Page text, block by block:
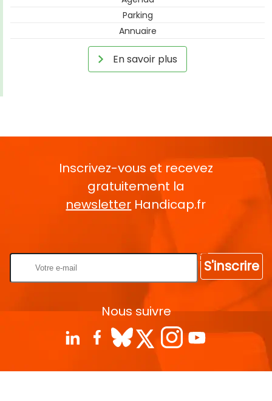
Parking
Annuaire
En savoir plus
Inscrivez-vous et recevez
gratuitement la
newsletter Handicap.fr
S'inscrire
Nous suivre